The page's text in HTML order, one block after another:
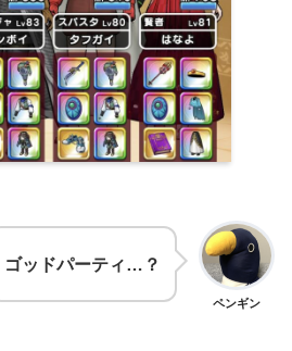
ペンギン
ゴッドパーティ…？